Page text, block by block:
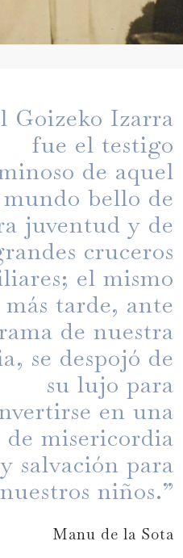
Goizeko Izarra
fue el testigo
de aquel
mundo bello de
juventud y de
cruceros
el mismo
más tarde, ante
de nuestra
se despojó de
su lujo para
en una
de misericordia
y salvación para
nuestros niños.”
Manu de la Sota